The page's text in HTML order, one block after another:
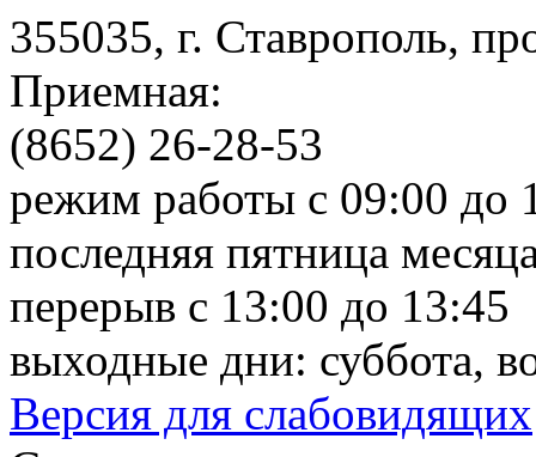
355035, г. Ставрополь,
Приемная:
(8652) 26-28-53
режим работы с 09:00 до
последняя пятница
перерыв с 13:00 до 13:45
выходные дни: суббота,
Версия для слабовидящих